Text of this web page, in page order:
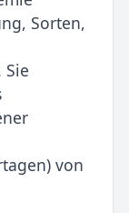
Sorten,
Sie
von